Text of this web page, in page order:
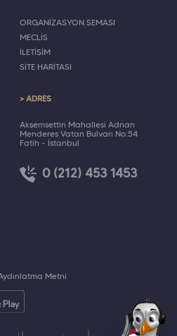
ORGANİZASYON ŞEMASI
MECLİS
İLETİŞİM
SİTE HARİTASI
> ADRES
Akşemsettin Mahallesi Adnan
Menderes Vatan Bulvarı No:54
Fatih - İstanbul
0 (212) 453 1453
Metni